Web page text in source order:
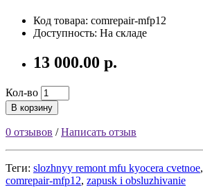
Код товара: comrepair-mfp12
Доступность: На складе
13 000.00 р.
Кол-во
В корзину
0 отзывов /Написать отзыв
Теги: slozhnyy remont mfu kyocera cvetnoe,
comrepair-mfp12, zapusk i obsluzhivanie